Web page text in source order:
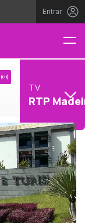
Entrar
TV
RTP